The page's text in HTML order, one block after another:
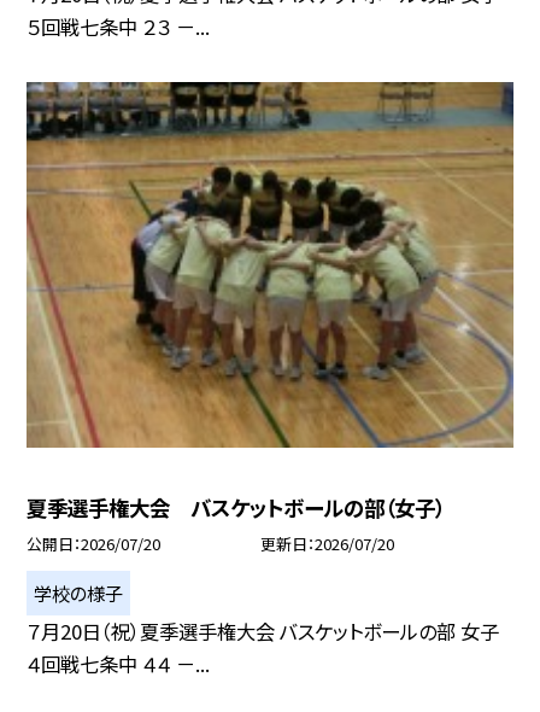
５回戦七条中 ２３ －...
夏季選手権大会 バスケットボールの部（女子）
公開日 2026/07/20 更新日 2026/07/20
学校の様子
７月20日（祝）夏季選手権大会 バスケットボールの部 女子
４回戦七条中 ４４ －...